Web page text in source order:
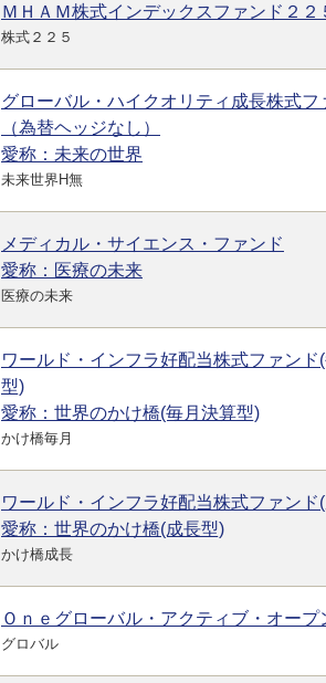
ＭＨＡＭ株式インデックスファンド２２
株式２２５
グローバル・ハイクオリティ成長株式フ
（為替ヘッジなし）
愛称：未来の世界
未来世界H無
メディカル・サイエンス・ファンド
愛称：医療の未来
医療の未来
ワールド・インフラ好配当株式ファンド
型)
愛称：世界のかけ橋(毎月決算型)
かけ橋毎月
ワールド・インフラ好配当株式ファンド
愛称：世界のかけ橋(成長型)
かけ橋成長
Ｏｎｅグローバル・アクティブ・オープ
グロバル